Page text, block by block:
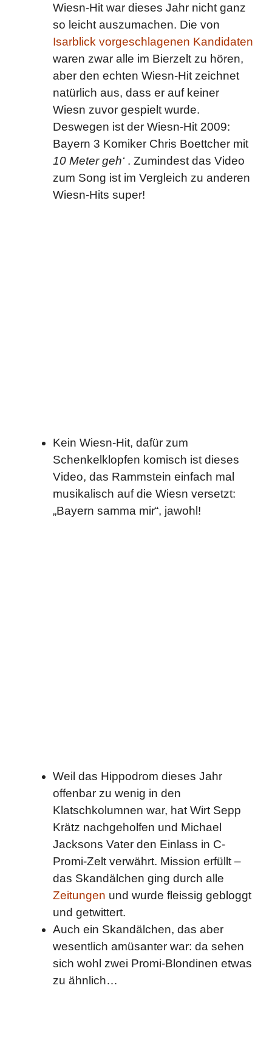
Wiesn-Hit war dieses Jahr nicht ganz
so leicht auszumachen. Die von
Isarblick vorgeschlagenen Kandidaten
waren zwar alle im Bierzelt zu hören,
aber den echten Wiesn-Hit zeichnet
natürlich aus, dass er auf keiner
Wiesn zuvor gespielt wurde.
Deswegen ist der Wiesn-Hit 2009:
Bayern 3 Komiker Chris Boettcher mit
10 Meter geh‘ . Zumindest das Video
zum Song ist im Vergleich zu anderen
Wiesn-Hits super!
Kein Wiesn-Hit, dafür zum
Schenkelklopfen komisch ist dieses
Video, das Rammstein einfach mal
musikalisch auf die Wiesn versetzt:
„Bayern samma mir“, jawohl!
Weil das Hippodrom dieses Jahr
offenbar zu wenig in den
Klatschkolumnen war, hat Wirt Sepp
Krätz nachgeholfen und Michael
Jacksons Vater den Einlass in C-
Promi-Zelt verwährt. Mission erfüllt –
das Skandälchen ging durch alle
Zeitungen und wurde fleissig gebloggt
und getwittert.
Auch ein Skandälchen, das aber
wesentlich amüsanter war: da sehen
sich wohl zwei Promi-Blondinen etwas
zu ähnlich…